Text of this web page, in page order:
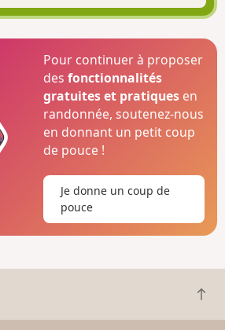
Pour continuer à proposer
desfonctionnalités
gratuites et pratiques en
randonnée, soutenez-nous
en donnant un petit coup
de pouce !
Je donne un coup de
pouce
R
e